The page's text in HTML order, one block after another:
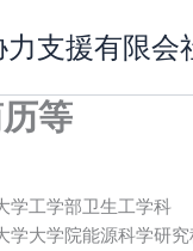
力支援有限会
等
学工学部卫生工学科
学大学院能源科学研